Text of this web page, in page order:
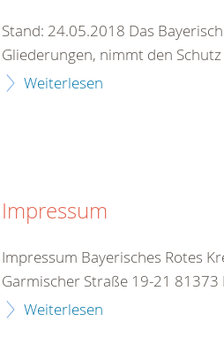
Stand: 24.05.2018 Das
Gliederungen, nimmt den
Weiterlesen
Impressum
Impressum Bayerisches Rotes
Garmischer Straße 19-21
Weiterlesen